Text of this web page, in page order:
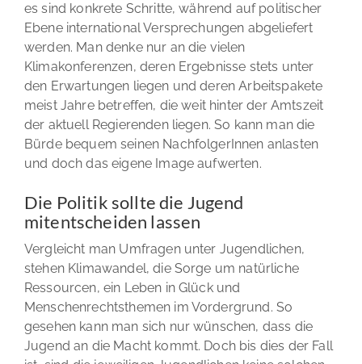
es sind konkrete Schritte, während auf politischer
Ebene international Versprechungen abgeliefert
werden. Man denke nur an die vielen
Klimakonferenzen, deren Ergebnisse stets unter
den Erwartungen liegen und deren Arbeitspakete
meist Jahre betreffen, die weit hinter der Amtszeit
der aktuell Regierenden liegen. So kann man die
Bürde bequem seinen NachfolgerInnen anlasten
und doch das eigene Image aufwerten.
Die Politik sollte die Jugend
mitentscheiden lassen
Vergleicht man Umfragen unter Jugendlichen,
stehen Klimawandel, die Sorge um natürliche
Ressourcen, ein Leben in Glück und
Menschenrechtsthemen im Vordergrund. So
gesehen kann man sich nur wünschen, dass die
Jugend an die Macht kommt. Doch bis dies der Fall